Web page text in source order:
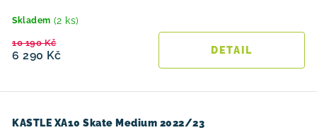
Skladem (2 ks)
6 290 Kč
10 190 Kč
KASTLE XA10 Skate Medium 2022/23